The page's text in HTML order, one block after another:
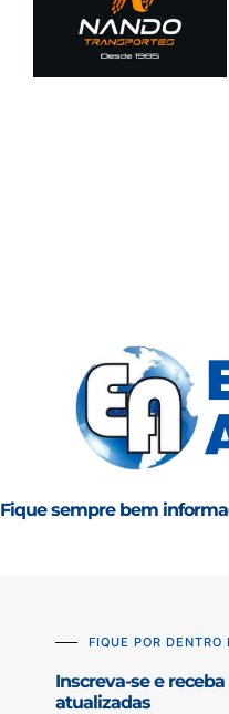
Fique sempre bem
FIQUE POR DENTRO
Inscreva-se e
atualizadas